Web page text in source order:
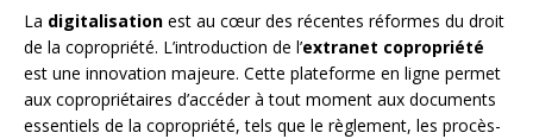
La digitalisation est au cœur des récentes réformes du droit
de la copropriété. L’introduction de l’extranet copropriété
est une innovation majeure. Cette plateforme en ligne permet
aux copropriétaires d’accéder à tout moment aux documents
essentiels de la copropriété, tels que le règlement, les procès-